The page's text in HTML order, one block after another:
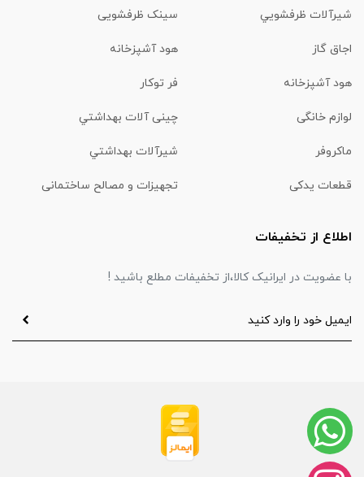
شیرآلات ظرفشويي سینک ظرفشویی
اجاق گاز هود آشپزخانه
هود آشپزخانه فر توکار
لوازم خانگی چینی آلات بهداشتي
ماكروفر شیرآلات بهداشتي
قطعات یدکی تجهیزات و مصالح ساختمانی
اطلاع از تخفیفات
با عضویت در ایرانیک کالا،از تخفیفات مطلع باشید !